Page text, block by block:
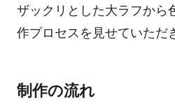
ザックリとした大ラフから
作プロセスを見せていただ
制作の流れ